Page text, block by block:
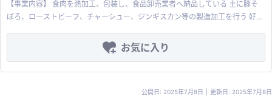
【事業内容】 食肉を熱加工、包装し、食品卸売業者へ納品している 主に豚そ
ぼろ、ローストビーフ、チャーシュー、ジンギスカン等の製造加工を行う 好立
処理の工程に特色があり、毎期50%以上の粗利を確保している 営業時間が短く
少人数体制にも関わらず、安定的に利益を出しており労働生産性が高い 【案件
お気に入り
公開日: 2025年7月8日 更新日: 2025年7月8日